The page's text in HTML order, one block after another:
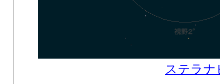
ステラナ